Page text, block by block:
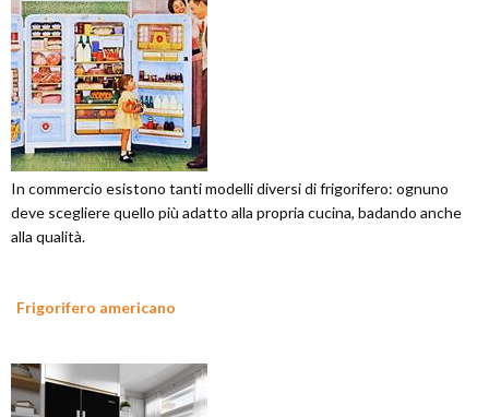
In commercio esistono tanti modelli diversi di frigorifero: ognuno
deve scegliere quello più adatto alla propria cucina, badando anche
alla qualità.
Frigorifero americano